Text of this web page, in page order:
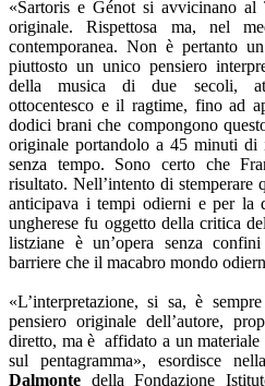
«Sartoris e Génot si avvicinano al
originale. Rispettosa ma, nel
contemporanea. Non è pertanto
piuttosto un unico pensiero
della musica di due secoli,
ottocentesco e il ragtime, fino ad
dodici brani che compongono
originale portandolo a 45 minuti di
senza tempo. Sono certo che
risultato. Nell’intento di stemperare
anticipava i tempi odierni e per la
ungherese fu oggetto della critica
listziane è un’opera senza
barriere che il macabro mondo
«L’interpretazione, si sa, è
pensiero originale dell’autore,
diretto, ma è affidato a un
sul pentagramma», esordisce
Dalmonte della Fondazione